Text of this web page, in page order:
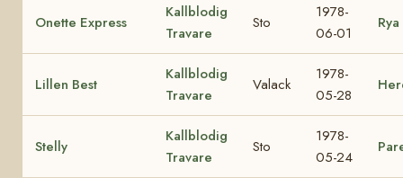
Onette Express
Kallblodig
Travare
Sto
1978-
06-01
Lillen Best
Kallblodig
Travare
Valack
1978-
05-28
Stelly
Kallblodig
Travare
Sto
1978-
05-24